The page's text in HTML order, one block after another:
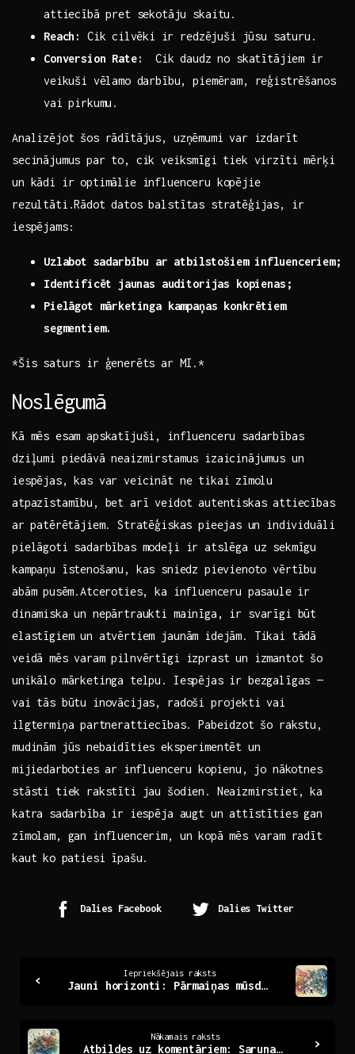
attiecībā pret sekotāju skaitu.
Reach:
Cik ⁣cilvēki⁢ ir redzējuši jūsu saturu.
Conversion Rate:
⁣ Cik daudz no skatītājiem​ ir
veikuši vēlamo darbību, piemēram, reģistrēšanos
vai‍ pirkumu.
Analizējot šos‍ rādītājus, uzņēmumi var ⁢izdarīt
secinājumus par to, cik⁣ veiksmīgi tiek virzīti mērķi ​
un kādi ir optimālie influenceru kopējie
rezultāti.Rādot datos balstītas stratēģijas, ‌ir
iespējams:
Uzlabot⁣ sadarbību ar⁤ atbilstošiem ⁢influenceriem;
Identificēt ⁤jaunas auditorijas kopienas;
Pielāgot mārketinga kampaņas konkrētiem
segmentiem.
*Šis saturs ir ģenerēts ar MI.*
Noslēgumā
Kā mēs esam apskatījuši, influenceru sadarbības
dziļumi piedāvā ‌neaizmirstamus izaicinājumus​ un
‍iespējas, kas var veicināt ne‍ tikai⁤ zīmolu
atpazīstamību, bet arī veidot autentiskas attiecības ​
ar ⁤patērētājiem. ‌Stratēģiskas pieejas ⁤un individuāli⁢
pielāgoti sadarbības ​modeļi ir atslēga uz sekmīgu
kampaņu īstenošanu, kas ⁤sniedz pievienoto vērtību
abām ⁢pusēm.Atceroties, ka influenceru pasaule ir
dinamiska un nepārtraukti mainīga, ir svarīgi būt
elastīgiem un atvērtiem jaunām idejām.‍ Tikai tādā
veidā mēs varam ‍pilnvērtīgi izprast un izmantot šo
unikālo mārketinga ‌telpu. Iespējas ir bezgalīgas —
vai tās būtu ‌inovācijas, radoši projekti‌ vai
ilgtermiņa⁣ partnerattiecības. Pabeidzot šo rakstu,
‌mudinām ​jūs nebaidīties eksperimentēt un
⁢mijiedarboties ar⁣ influenceru kopienu, jo nākotnes⁢
stāsti tiek rakstīti jau šodien. Neaizmirstiet, ka
katra⁣ sadarbība ‍ir iespēja augt un attīstīties gan
zīmolam, gan influencerim, un kopā mēs ⁢varam radīt⁢
kaut ⁢ko patiesi īpašu.
Dalies Facebook Dalies Twitter
Reading
Iepriekšējais raksts
Jauni horizonti: Pārmaiņas mūsdienu sabiedrībā
Nākamais raksts
Atbildes uz komentāriem: Sarunas, kas maina skatījumu